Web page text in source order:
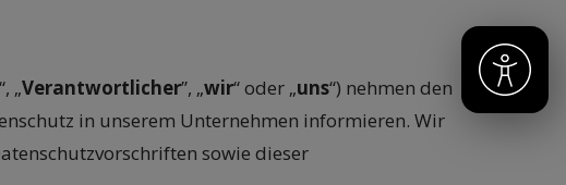
“, „Verantwortlicher”, „wir“ oder „uns“) nehmen den
in unserem Unternehmen informieren. Wir
sowie dieser